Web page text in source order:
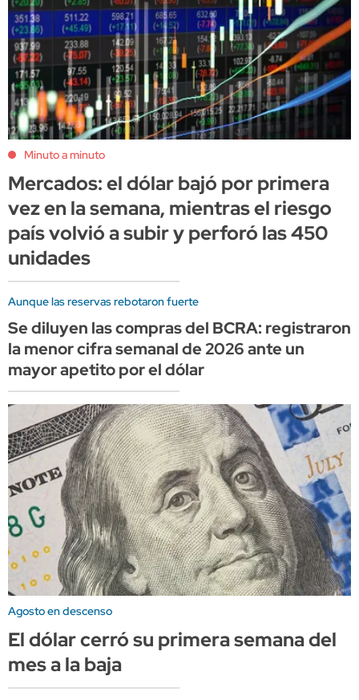
Minuto a minuto
Mercados: el dólar bajó por primera
vez en la semana, mientras el riesgo
país volvió a subir y perforó las 450
unidades
Aunque las reservas rebotaron fuerte
Se diluyen las compras del BCRA: registraron
la menor cifra semanal de 2026 ante un
mayor apetito por el dólar
Agosto en descenso
El dólar cerró su primera semana del
mes a la baja